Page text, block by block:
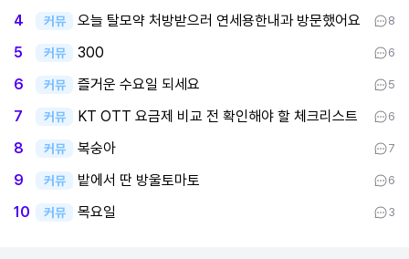
4 커뮤 오늘 탈모약 처방받으러 연세용한내과 방문했어요 8
5 커뮤 300 6
6 커뮤 즐거운 수요일 되세요 5
7 커뮤 KT OTT 요금제 비교 전 확인해야 할 체크리스트 6
8 커뮤 복숭아 7
9 커뮤 밭에서 딴 방울토마토 6
10 커뮤 목요일 3